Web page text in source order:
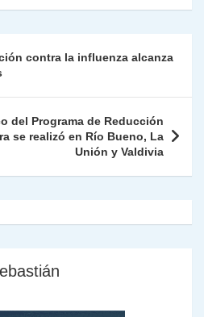
e
n
y
n
k
l
l
contra la influenza alcanza
del Programa de Reducción
se realizó en Río Bueno, La
Unión y Valdivia